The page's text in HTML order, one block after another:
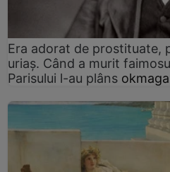
Era adorat de prostituate,
uriaș. Când a murit
Parisului l-au plâns